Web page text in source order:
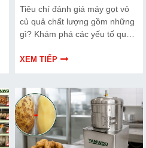
Tiêu chí đánh giá máy gọt vỏ
củ quả chất lượng gồm những
gì? Khám phá các yếu tố quan
năng suất, độ bền và hiệu quả
XEM TIẾP